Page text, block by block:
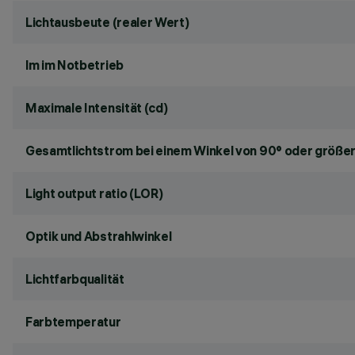
Lichtausbeute (realer Wert)
lm im Notbetrieb
Maximale Intensität (cd)
Gesamtlichtstrom bei einem Winkel von 90° oder
Light output ratio (LOR)
Optik und Abstrahlwinkel
Lichtfarbqualität
Farbtemperatur